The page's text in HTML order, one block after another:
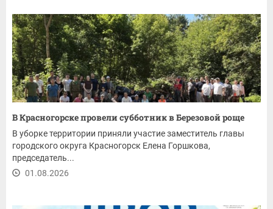
В Красногорске провели субботник в Березовой роще
В уборке территории приняли участие заместитель главы
городского округа Красногорск Елена Горшкова,
председатель...
01.08.2026